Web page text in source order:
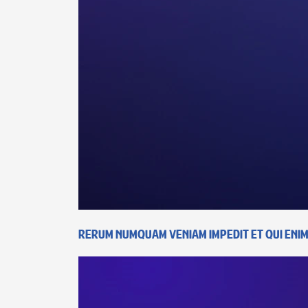
Rerum numquam veniam impedit et qui enim